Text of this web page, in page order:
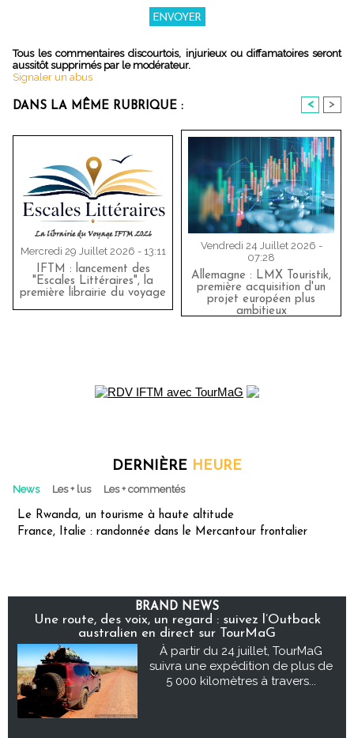
Tous les commentaires discourtois, injurieux ou diffamatoires seront
aussitôt supprimés par le modérateur.
Signaler un abus
DANS LA MÊME RUBRIQUE : < >
Mercredi 29 Juillet 2026 - 13:11
IFTM : lancement des
"Escales Littéraires", la
première librairie du voyage
Vendredi 24 Juillet 2026 -
07:28
Allemagne : LMX Touristik,
première acquisition d'un
projet européen plus
ambitieux
DERNIÈRE HEURE
News Les + lus Les + commentés
Le Rwanda, un tourisme à haute altitude
France, Italie : randonnée dans le Mercantour frontalier
BRAND NEWS
Une route, des voix, un regard : suivez l’Outback
australien en direct sur TourMaG
À partir du 24 juillet, TourMaG
suivra une expédition de plus de
5 000 kilomètres à travers...